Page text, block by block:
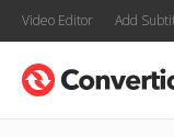
Video Editor Add